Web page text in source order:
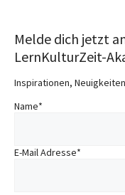
Melde dich jetzt
LernKulturZeit-
Inspirationen,
Name*
E-Mail Adresse*